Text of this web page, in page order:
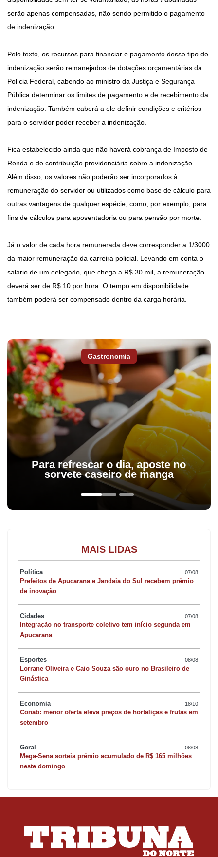
serão apenas compensadas, não sendo permitido o pagamento
de indenização.
Pelo texto, os recursos para financiar o pagamento desse tipo de
indenização serão remanejados de dotações orçamentárias da
Polícia Federal, cabendo ao ministro da Justiça e Segurança
Pública determinar os limites de pagamento e de recebimento da
indenização. Também caberá a ele definir condições e critérios
para o servidor poder receber a indenização.
Fica estabelecido ainda que não haverá cobrança de Imposto de
Renda e de contribuição previdenciária sobre a indenização.
Além disso, os valores não poderão ser incorporados à
remuneração do servidor ou utilizados como base de cálculo para
outras vantagens de qualquer espécie, como, por exemplo, para
fins de cálculos para aposentadoria ou para pensão por morte.
Já o valor de cada hora remunerada deve corresponder a 1/3000
da maior remuneração da carreira policial. Levando em conta o
salário de um delegado, que chega a R$ 30 mil, a remuneração
deverá ser de R$ 10 por hora. O tempo em disponibilidade
também poderá ser compensado dentro da carga horária.
Gastronomia
Para refrescar o dia, aposte no
sorvete caseiro de manga
MAIS LIDAS
Política 07/08
Prefeitos de Apucarana e Jandaia do Sul recebem prêmio
de inovação
Cidades 07/08
Integração no transporte coletivo tem início segunda em
Apucarana
Esportes 08/08
Lorrane Oliveira e Caio Souza são ouro no Brasileiro de
Ginástica
Economia 18/10
Conab: menor oferta eleva preços de hortaliças e frutas em
setembro
Geral 08/08
Mega-Sena sorteia prêmio acumulado de R$ 165 milhões
neste domingo